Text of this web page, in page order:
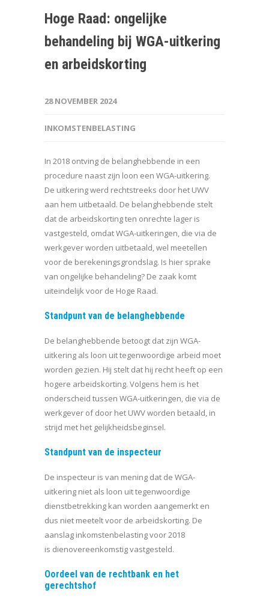
Hoge Raad: ongelijke
behandeling bij WGA-uitkering
en arbeidskorting
28 NOVEMBER 2024
INKOMSTENBELASTING
In 2018 ontving de belanghebbende in een
procedure naast zijn loon een WGA-uitkering.
De uitkering werd rechtstreeks door het UWV
aan hem uitbetaald. De belanghebbende stelt
dat de arbeidskorting ten onrechte lager is
vastgesteld, omdat WGA-uitkeringen, die via de
werkgever worden uitbetaald, wel meetellen
voor de berekeningsgrondslag. Is hier sprake
van ongelijke behandeling? De zaak komt
uiteindelijk voor de Hoge Raad.
Standpunt van de belanghebbende
De belanghebbende betoogt dat zijn WGA-
uitkering als loon uit tegenwoordige arbeid moet
worden gezien. Hij stelt dat hij recht heeft op een
hogere arbeidskorting. Volgens hem is het
onderscheid tussen WGA-uitkeringen, die via de
werkgever of door het UWV worden betaald, in
strijd met het gelijkheidsbeginsel.
Standpunt van de inspecteur
De inspecteur is van mening dat de WGA-
uitkering niet als loon uit tegenwoordige
dienstbetrekking kan worden aangemerkt en
dus niet meetelt voor de arbeidskorting. De
aanslag inkomstenbelasting voor 2018
is dienovereenkomstig vastgesteld.
Oordeel van de rechtbank en het
gerechtshof